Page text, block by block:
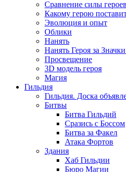
Сравнение силы героев
Какому герою
Эволюция и опыт
Облики
Нанять
Нанять Героя за
Просвещение
3D модель героя
Магия
Гильдия
Гильдия. Доска
Битвы
Битва Гильдий
Сразись с Боссом
Битва за Факел
Атака Фортов
Здания
Хаб Гильдии
Бюро Магии